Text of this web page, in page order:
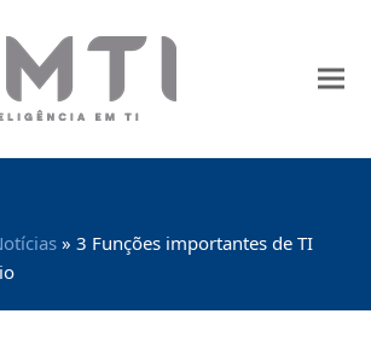
»3 Funções importantes de TI